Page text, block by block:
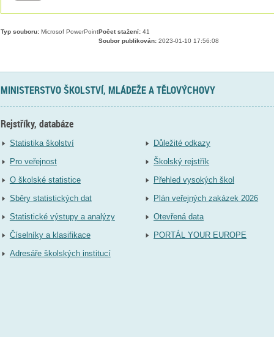
Typ souboru:Microsof PowerPointPočet stažení:41
Soubor publikován:2023-01-10 17:56:08
MINISTERSTVO ŠKOLSTVÍ, MLÁDEŽE A TĚLOVÝCHOVY
Rejstříky, databáze
Statistika školství
Pro veřejnost
O školské statistice
Sběry statistických dat
Statistické výstupy a analýzy
Číselníky a klasifikace
Adresáře školských institucí
Důležité odkazy
Školský rejstřík
Přehled vysokých škol
Plán veřejných zakázek 2026
Otevřená data
PORTÁL YOUR EUROPE